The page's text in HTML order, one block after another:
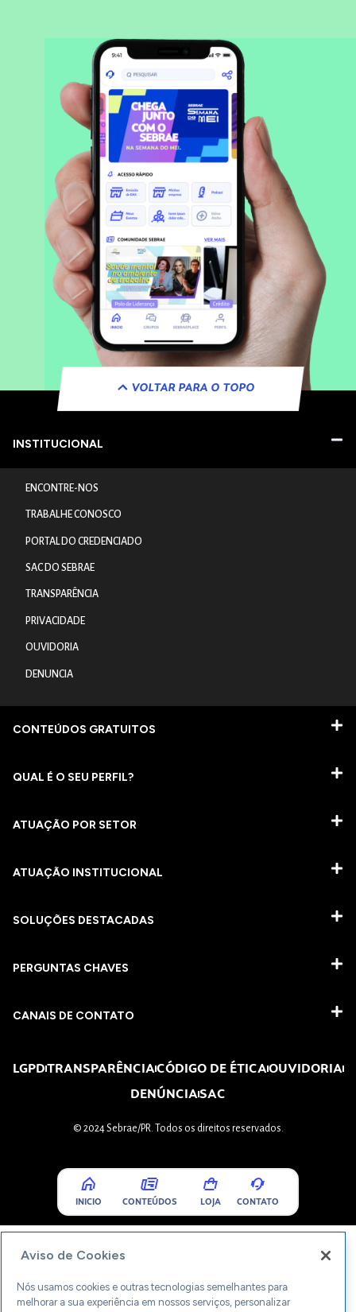
VOLTAR PARA O TOPO
INSTITUCIONAL
ENCONTRE-NOS
TRABALHE CONOSCO
PORTAL DO CREDENCIADO
SAC DO SEBRAE
TRANSPARÊNCIA
PRIVACIDADE
OUVIDORIA
DENUNCIA
CONTEÚDOS GRATUITOS
QUAL É O SEU PERFIL?
ATUAÇÃO POR SETOR
ATUAÇÃO INSTITUCIONAL
SOLUÇÕES DESTACADAS
PERGUNTAS CHAVES​
CANAIS DE CONTATO
LGPDTRANSPARÊNCIACÓDIGO DE ÉTICAOUVIDORIA
DENÚNCIASAC
© 2024 Sebrae/PR. Todos os direitos reservados.
INICIO CONTEÚDOS LOJA CONTATO
Aviso de Cookies
Nós usamos cookies e outras tecnologias semelhantes para
melhorar a sua experiência em nossos serviços, personalizar